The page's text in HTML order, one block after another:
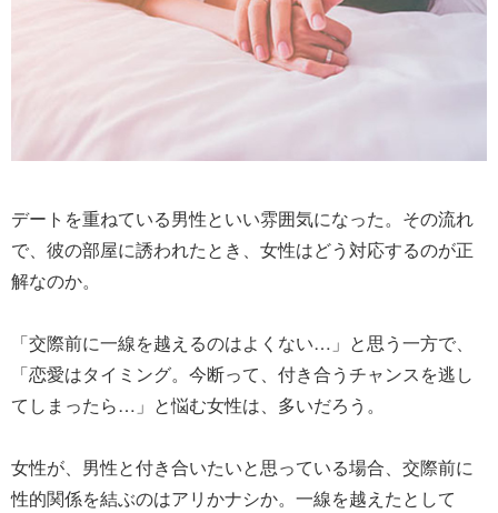
デートを重ねている男性といい雰囲気になった。その流れ
で、彼の部屋に誘われたとき、女性はどう対応するのが正
解なのか。
「交際前に一線を越えるのはよくない…」と思う一方で、
「恋愛はタイミング。今断って、付き合うチャンスを逃し
てしまったら…」と悩む女性は、多いだろう。
女性が、男性と付き合いたいと思っている場合、交際前に
性的関係を結ぶのはアリかナシか。一線を越えたとして